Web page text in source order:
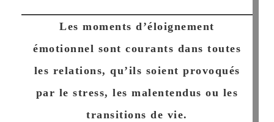
Les moments d’éloignement
émotionnel sont courants dans toutes
les relations, qu’ils soient provoqués
par le stress, les malentendus ou les
transitions de vie.